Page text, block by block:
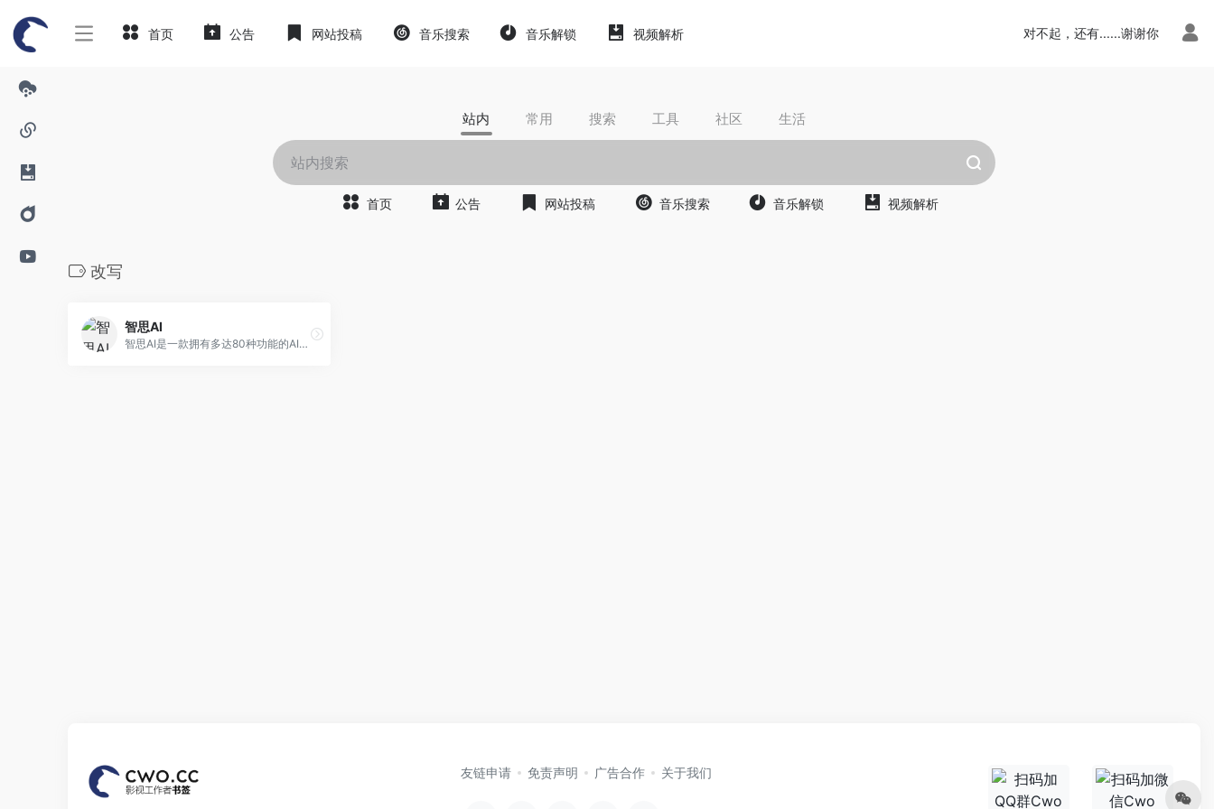
首页 公告 网站投稿 音乐搜索 音乐解锁 视频解析 对不起，还有......谢谢你
站内 常用 搜索 工具 社区 生活
首页 公告 网站投稿 音乐搜索 音乐解锁 视频解析
改写
智思AI
智思AI是一款拥有多达80种功能的AI创作工具，提供AI文章生成、AI改写、广告、小红书、种草文案、抖音剧本、小说写作、论文改写、产品介绍、电商产品介绍、SEO分析、歌词创作、全自动写文章、等多功能。它能够自动化地分析你的文本内容，并为其提供专业报告，使你更好地了解文章。让你在快速、高效地完成任务的同时，创造出具有高质量的文本作品。
友链申请 免责声明 广告合作 关于我们